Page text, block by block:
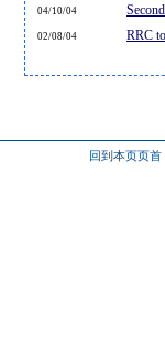
04/10/04
02/08/04 RRC
回到本页页首